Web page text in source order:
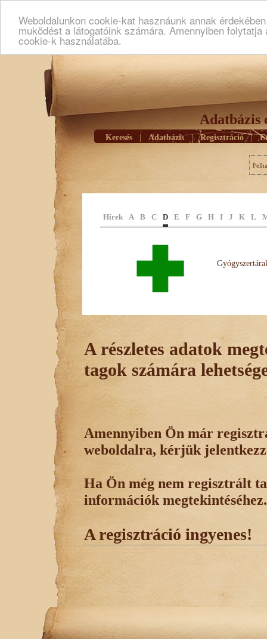
Weboldalunkon cookie-kat hasznáunk annak
muködést a látogatóink számára. Amennyiben
cookie-k használatába.
Adatbázis
Keresés Adatbázis | Regisztráció |
Hírek A B C D E F G H I J K L
A részletes adatok
tagok számára
Amennyiben Ön már
weboldalra, kérjük
Ha Ön még nem regisztrált
információk megtekintéséhez.
A regisztráció ingyenes!